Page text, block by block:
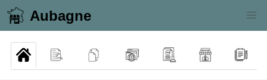
Aubagne